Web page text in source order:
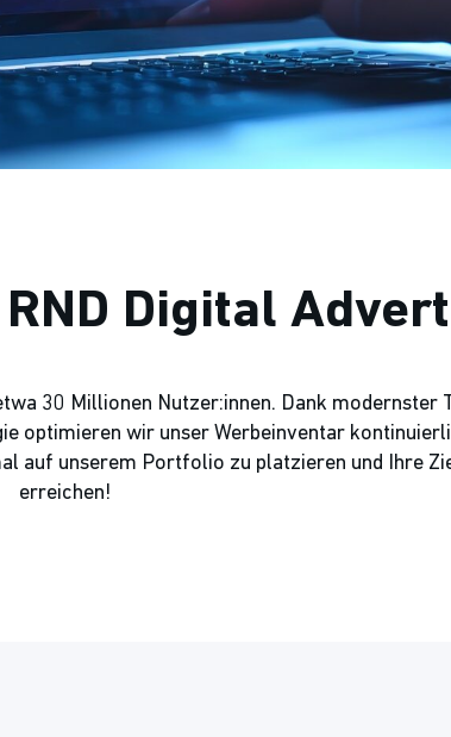
Digital
30 Millionen Nutzer:innen. Dank modernster
optimieren wir unser Werbeinventar
auf unserem Portfolio zu platzieren und Ihre
erreichen!